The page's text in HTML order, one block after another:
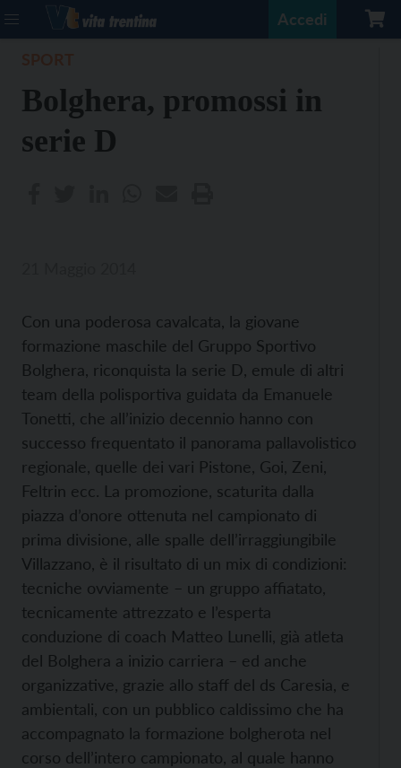
Accedi
Bolghera, promossi in
serie D
Con una poderosa cavalcata, la giovane
formazione maschile del Gruppo Sportivo
Bolghera, riconquista la serie D, emule di altri
team della polisportiva guidata da Emanuele
Tonetti, che all’inizio decennio hanno con
successo frequentato il panorama pallavolistico
regionale, quelle dei vari Pistone, Goi, Zeni,
Feltrin ecc. La promozione, scaturita dalla
piazza d’onore ottenuta nel campionato di
prima divisione, alle spalle dell’irraggiungibile
Villazzano, è il risultato di un mix di condizioni:
tecniche ovviamente – un gruppo affiatato,
tecnicamente attrezzato e l’esperta
conduzione di coach Matteo Lunelli, già atleta
del Bolghera a inizio carriera – ed anche
organizzative, grazie allo staff del ds Caresia, e
ambientali, con un pubblico caldissimo che ha
accompagnato la formazione bolgherota nel
corso dell’intero campionato, al quale hanno